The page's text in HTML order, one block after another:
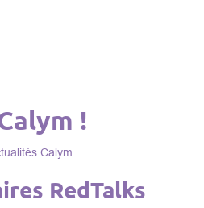
!
Calym
RedTalks